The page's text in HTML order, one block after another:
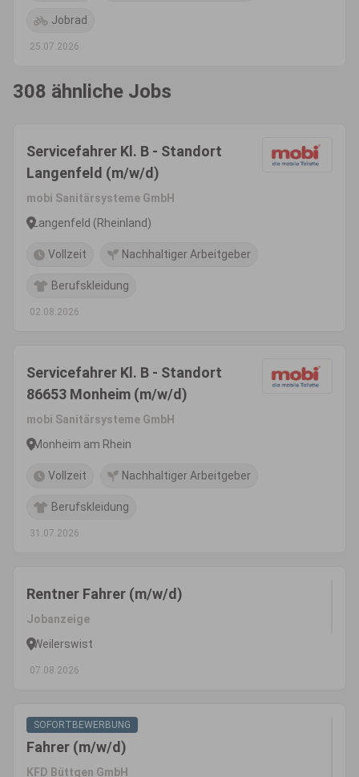
Jobrad
25.07.2026
308 ähnliche Jobs
Servicefahrer Kl. B - Standort
Langenfeld (m/w/d)
mobi Sanitärsysteme GmbH
Langenfeld (Rheinland)
Vollzeit Nachhaltiger Arbeitgeber
Berufskleidung
02.08.2026
Servicefahrer Kl. B - Standort
86653 Monheim (m/w/d)
mobi Sanitärsysteme GmbH
Monheim am Rhein
Vollzeit Nachhaltiger Arbeitgeber
Berufskleidung
31.07.2026
Rentner Fahrer (m/w/d)
Jobanzeige
Weilerswist
07.08.2026
SOFORTBEWERBUNG
Fahrer (m/w/d)
KFD Büttgen GmbH